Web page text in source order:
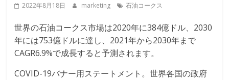
2022年8月18日 marketing 石油コークス
世界の石油コークス市場は2020年に384億ドル、2030
年には753億ドルに達し、2021年から2030年まで
CAGR6.9%で成長すると予測されます。
COVID-19バナー用ステートメント。世界各国の政府